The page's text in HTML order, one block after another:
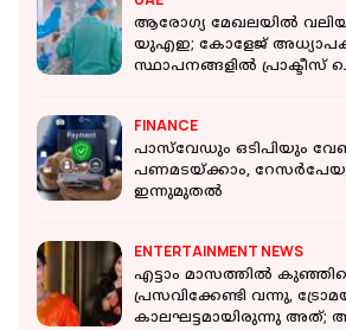
ആരോഗ്യ മേഖലയിൽ വലിയ
യുഎഇ; കോളേജ്
സ്ഥാപനങ്ങളിൽ പ്രാക്ടീസ്
FINANCE
പാസ്‌വേഡും ഒടിപിയും
പണമടയ്ക്കാം,
ഇന്നുമുതൽ
ENTERTAINMENT NEWS
എട്ടാം മാസത്തിൽ
പ്രസവിക്കേണ്ടി വന്നു,
കാലഘട്ടമായിരുന്നു